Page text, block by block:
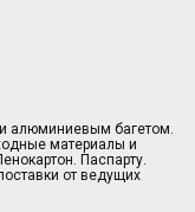
алюминиевым багетом.
материалы и
Паспарту.
от ведущих